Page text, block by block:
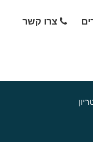
צרו קשר